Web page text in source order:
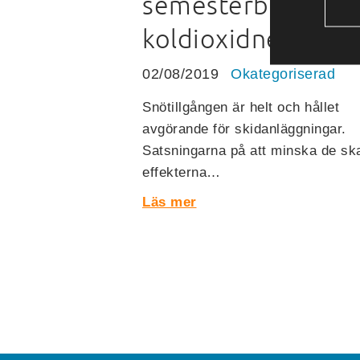
koldioxidneutralt
02/08/2019 Okategoriserad
Snötillgången är helt och hållet
avgörande för skidanläggningar.
Satsningarna på att minska de
effekterna…
Läs mer